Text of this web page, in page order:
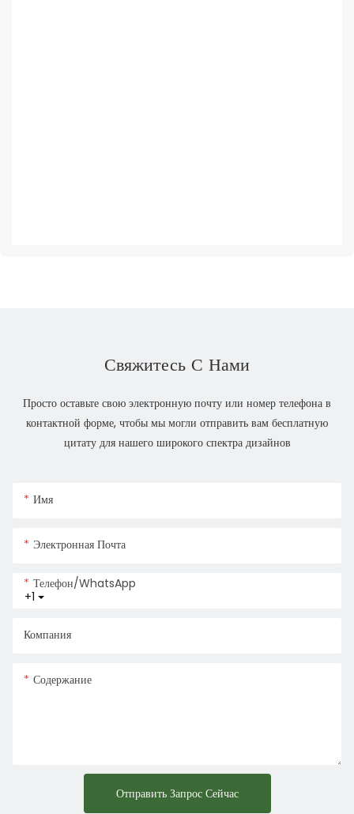
Свяжитесь С Нами
Просто оставьте свою электронную почту или номер телефона в
контактной форме, чтобы мы могли отправить вам бесплатную
цитату для нашего широкого спектра дизайнов
Имя
Электронная Почта
+1
Телефон/WhatsApp
Компания
Содержание
Отправить Запрос Сейчас